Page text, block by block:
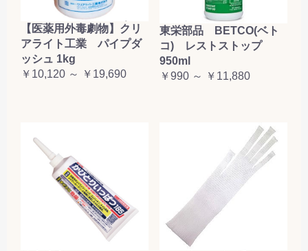
【医薬用外毒劇物】クリ
アライト工業 パイプダ
ッシュ 1kg
￥10,120 ～ ￥19,690
東栄部品 BETCO(ベト
コ) レストストップ
950ml
￥990 ～ ￥11,880